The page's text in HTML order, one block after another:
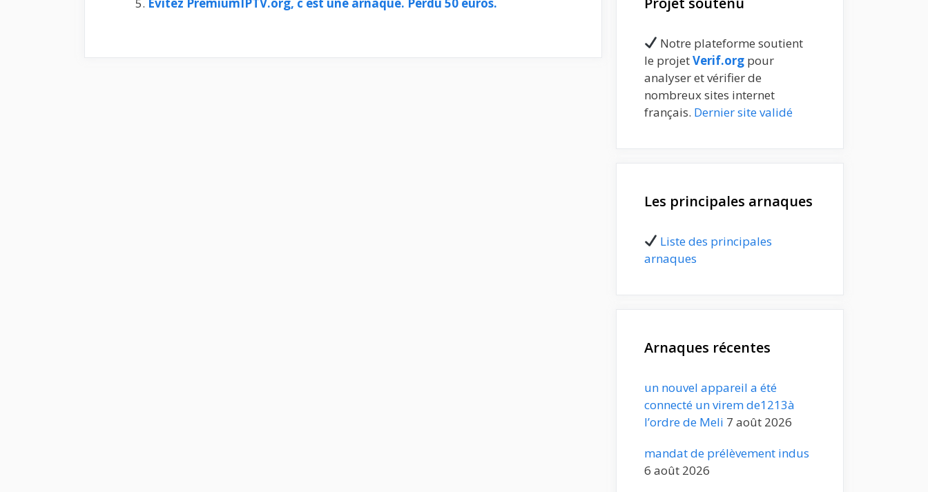
Notre plateforme soutient
le projetVerif.org pour
analyser et vérifier de
nombreux sites internet
français. Dernier site validé
Les principales arnaques
Liste des principales
arnaques
Arnaques récentes
un nouvel appareil a été
connecté un virem de1213à
l’ordre de Meli 7 août 2026
mandat de prélèvement indus
6 août 2026